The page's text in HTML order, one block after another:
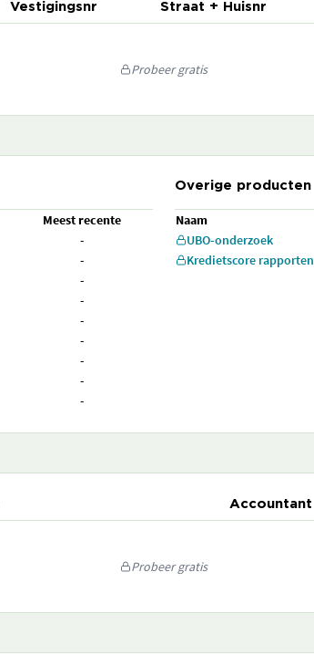
Vestigingsnr Straat + Huisnr
Probeer gratis
Meest recente
-
-
-
-
-
-
-
-
-
Overige producten
Naam
UBO-onderzoek
Kredietscore rapporten
Accountant
Probeer gratis